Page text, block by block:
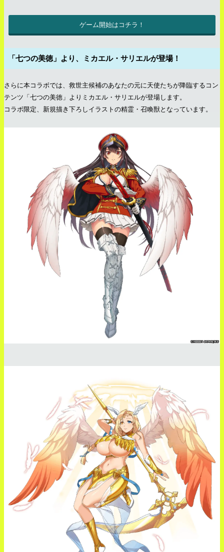
ゲーム開始はコチラ！
「七つの美徳」より、ミカエル・サリエルが登場！
さらに本コラボでは、救世主候補のあなたの元に天使たちが降臨するコン
テンツ「七つの美徳」よりミカエル・サリエルが登場します。
コラボ限定、新規描き下ろしイラストの精霊・召喚獣となっています。